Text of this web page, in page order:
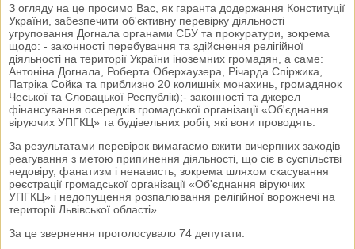
З огляду на це просимо Вас, як гаранта додержання Конституції
України, забезпечити об'єктивну перевірку діяльності
угруповання Догнала органами СБУ та прокуратури, зокрема
щодо: - законності перебування та здійснення релігійної
діяльності на території України іноземних громадян, а саме:
Антоніна Догнала, Роберта Оберхаузера, Річарда Спіржика,
Патріка Сойка та приблизно 20 колишніх монахинь, громадянок
Чеської та Словацької Республік);- законності та джерел
фінансування осередків громадської організації «Об'єднання
віруючих УПГКЦ» та будівельних робіт, які вони проводять.
За результатами перевірок вимагаємо вжити вичерпних заходів
реагування з метою припинення діяльності, що сіє в суспільстві
недовіру, фанатизм і ненависть, зокрема шляхом скасування
реєстрації громадської організації «Об'єднання віруючих
УПГКЦ» і недопущення розпалювання релігійної ворожнечі на
території Львівської області».
За це звернення проголосувало 74 депутати.